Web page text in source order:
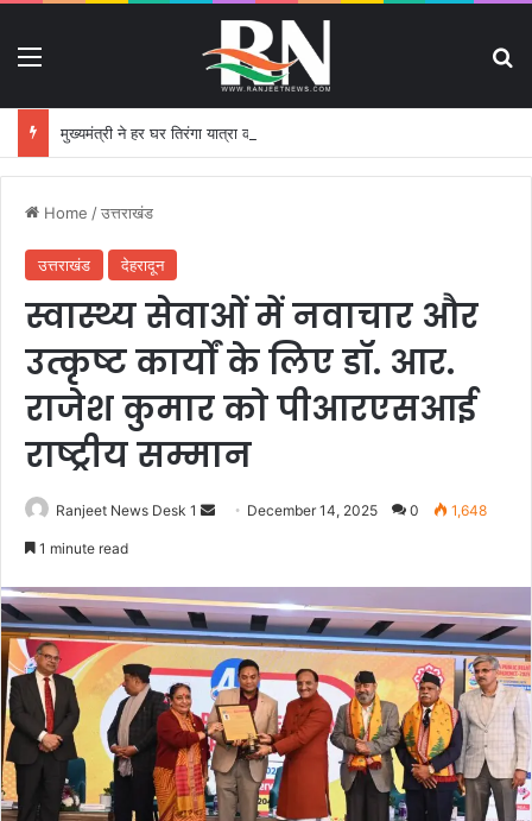
मुख्यमंत्री ने हर घर तिरंगा यात्रा कार्यक्रम में किया प्रतिभाग
Home /उत्तराखंड
उत्तराखंड देहरादून
स्वास्थ्य सेवाओं में नवाचार और
उत्कृष्ट कार्यों के लिए डॉ. आर.
राजेश कुमार को पीआरएसआई
राष्ट्रीय सम्मान
Ranjeet News Desk 1
a
n
e
m
a
i
l
December 14, 2025 0 1,648
1 minute read